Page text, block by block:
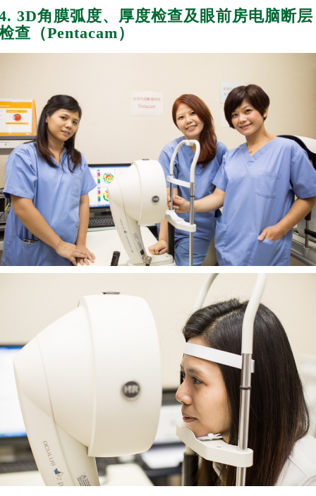
3D角膜弧度、厚度检查及眼前房电脑断层
查（Pentacam）